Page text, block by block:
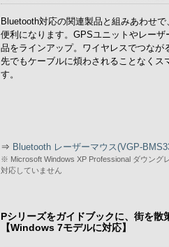
Bluetooth対応の関連製品と組みあわせ
便利になります。GPSユニットやレーザ
品をラインアップ。ワイヤレスでつなが
先でもケーブルに煩わされることなくス
す。
⇒ Bluetooth レーザーマウス(VGP-
※ Microsoft Windows XP Professional ダウング
対応していません
Pシリーズをガイドブックに、街を散
【Windows 7モデルに対応】